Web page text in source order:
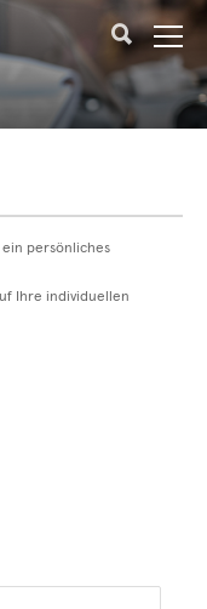
persönliches
Ihre individuellen